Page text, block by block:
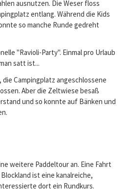
ausnutzen. Die Weser floss
entlang. Während die Kids
so manche Runde gedreht
"Ravioli-Party". Einmal pro Urlaub
satt ist...
Campingplatz angeschlossene
Aber die Zeltwiese besaß
und so konnte auf Bänken und
weitere Paddeltour an. Eine Fahrt
ist eine kanalreiche,
dort ein Rundkurs.